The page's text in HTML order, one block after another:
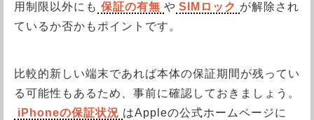
用制限以外にも 保証の有無 や SIMロック が解除され
ているか否かもポイントです。
比較的新しい端末であれば本体の保証期間が残ってい
る可能性もあるため、事前に確認しておきましょう。
iPhoneの保証状況 はAppleの公式ホームページに